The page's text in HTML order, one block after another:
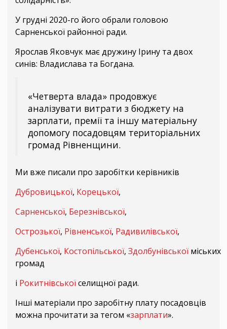
У грудні 2020-го його обрали головою
Сарненської районної ради.
Ярослав Яковчук має дружину Ірину та двох
синів: Владислава та Богдана.
«Четверта влада» продовжує
аналізувати витрати з бюджету на
зарплати, премії та іншу матеріальну
допомогу посадовцям територіальних
громад Рівненщини.
Ми вже писали про заробітки керівників
Дубровицької, Корецької,
Сарненської, Березнівської,
Острозької, Рівненської, Радивилівської,
Дубенської, Костопільської, Здолбунівської міських
громад
і Рокитнівськоїселищної ради.
Інші матеріали про заробітну плату посадовців
можна прочитати за тегом «зарплати».